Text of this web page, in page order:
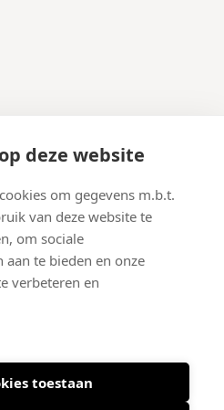
deze website
om gegevens m.b.t.
van deze website te
om sociale
te bieden en onze
verbeteren en
toestaan
2000 Antwerpen (België)